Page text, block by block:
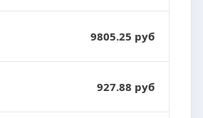
9805.25 руб
927.88 руб